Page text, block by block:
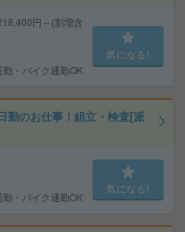
円～(割増含
・バイク通勤OK
気になる!
勤のお仕事！組立・検査[派
・バイク通勤OK
気になる!